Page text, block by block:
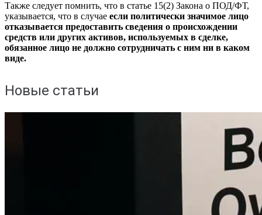
Также следует помнить, что в статье 15(2) Закона о ПОД/ФТ,
указывается, что в случае если политически значимое лицо
отказывается предоставить сведения о происхождении
средств или других активов, используемых в сделке,
обязанное лицо не должно сотрудничать с ним ни в каком
виде.
Новые статьи